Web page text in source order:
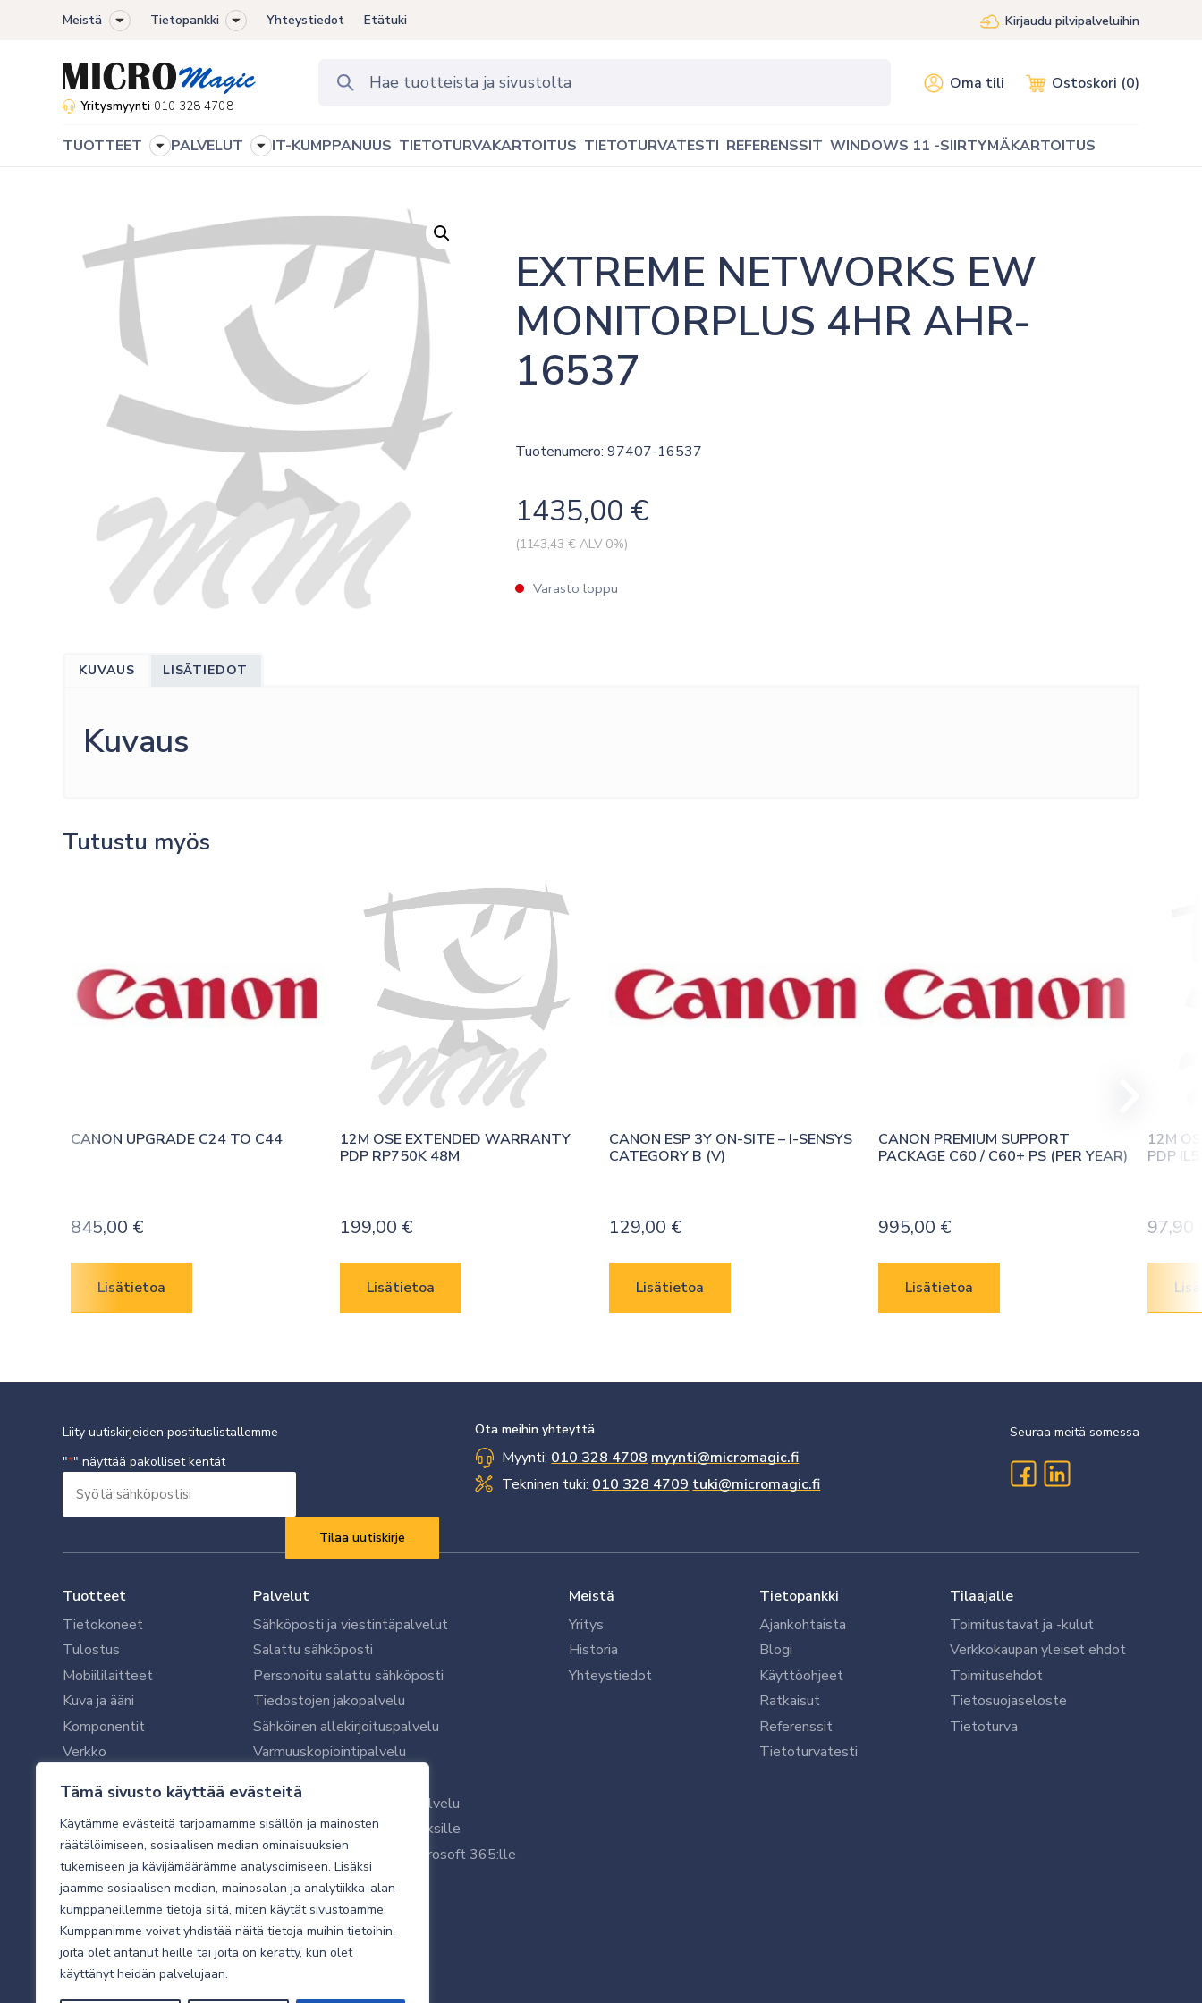
Tämä sivusto käyttää evästeitä
Käytämme evästeitä tarjoamamme sisällön ja mainosten
räätälöimiseen, sosiaalisen median ominaisuuksien
tukemiseen ja kävijämäärämme analysoimiseen. Lisäksi
jaamme sosiaalisen median, mainosalan ja analytiikka-alan
kumppaneillemme tietoja siitä, miten käytät sivustoamme.
Kumppanimme voivat yhdistää näitä tietoja muihin tietoihin,
joita olet antanut heille tai joita on kerätty, kun olet
käyttänyt heidän palvelujaan.
Meistä
Toggle
menu
Tietopankki
Toggle
menu
Yhteystiedot Etätuki Kirjaudu pilvipalveluihin
Yritysmyynti 010 328 4708
Oma tili Ostoskori (0)
TUOTTEET
Toggle
PALVELUT
Toggle
IT-KUMPPANUUS TIETOTURVAKARTOITUS TIETOTURVATESTI REFERENSSIT WINDOWS 11 -SIIRTYMÄKARTOITUS
EXTREME NETWORKS EW
MONITORPLUS 4HR AHR-
16537
Tuotenumero: 97407-16537
1435,00 €
(1143,43 € ALV 0%)
Varasto loppu
KUVAUS LISÄTIEDOT
Kuvaus
Tutustu myös
CANON UPGRADE C24 TO C44
845,00 €
Lisätietoa
12M OSE EXTENDED WARRANTY
PDP RP750K 48M
199,00 €
Lisätietoa
CANON ESP 3Y ON-SITE – I-SENSYS
CATEGORY B (V)
129,00 €
Lisätietoa
CANON PREMIUM SUPPORT
PACKAGE C60 / C60+ PS (PER YEAR)
995,00 €
Lisätietoa
12M
PDP
97,90
Liity uutiskirjeiden postituslistallemme
"*" näyttää pakolliset kentät
sähköpostisi
Ota meihin yhteyttä
Myynti: 010 328 4708 myynti@micromagic.fi
Tekninen tuki: 010 328 4709 tuki@micromagic.fi
Seuraa meitä somessa
Tuotteet
Tietokoneet
Tulostus
Mobiililaitteet
Kuva ja ääni
Komponentit
Verkko
Oheislaitteet
Palvelut
Sähköposti ja viestintäpalvelut
Salattu sähköposti
Personoitu salattu sähköposti
Tiedostojen jakopalvelu
Sähköinen allekirjoituspalvelu
Varmuuskopiointipalvelu
Microsoft 365 -varmistuspalvelu
WithSecure tietoturva yrityksille
WithSecuren tietoturva Microsoft 365:lle
Käyttäjätukipalvelu
Tietoturvakartoitus
Sähköpostikartoitus
Valvottu tietoturva 24/7
Meistä
Yritys
Historia
Yhteystiedot
Tietopankki
Ajankohtaista
Blogi
Käyttöohjeet
Ratkaisut
Referenssit
Tietoturvatesti
Tilaajalle
Toimitustavat ja -kulut
Verkkokaupan yleiset ehdot
Toimitusehdot
Tietosuojaseloste
Tietoturva